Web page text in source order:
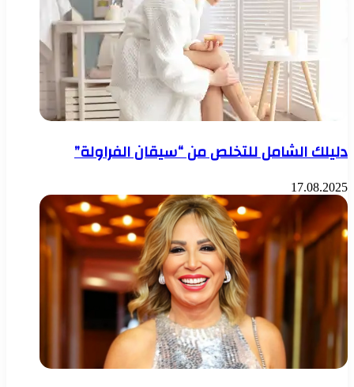
دليلك الشامل للتخلص من “سيقان الفراولة”
17.08.2025